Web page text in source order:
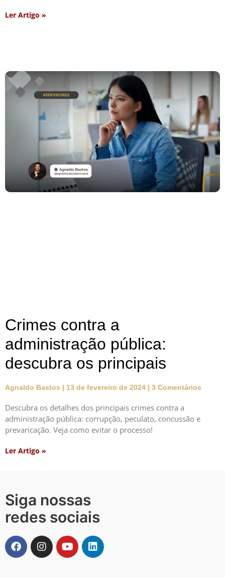
Ler Artigo »
Crimes contra a
administração pública:
descubra os principais
Agnaldo Bastos 13 de fevereiro de 2024 3 Comentários
Descubra os detalhes dos principais crimes contra a
administração pública: corrupção, peculato, concussão e
prevaricação. Veja como evitar o processo!
Ler Artigo »
Siga nossas
redes sociais